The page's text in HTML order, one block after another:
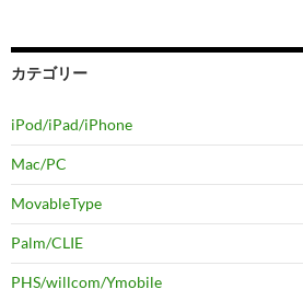
カテゴリー
iPod/iPad/iPhone
Mac/PC
MovableType
Palm/CLIE
PHS/willcom/Ymobile